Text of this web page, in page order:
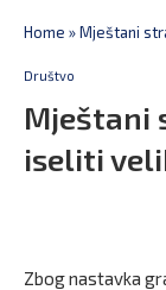
Home »Mještani
Društvo
Mještani
iseliti
Zbog nastavka